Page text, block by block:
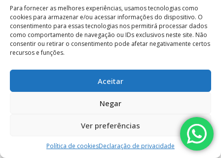
Para fornecer as melhores experiências, usamos tecnologias como
cookies para armazenar e/ou acessar informações do dispositivo. O
consentimento para essas tecnologias nos permitirá processar dados
como comportamento de navegação ou IDs exclusivos neste site. Não
consentir ou retirar o consentimento pode afetar negativamente certos
recursos e funções.
Aceitar
Negar
Ver preferências
Política de cookiesDeclaração de privacidade
11/04/2024
Celebração de Páscoa
Leia mais